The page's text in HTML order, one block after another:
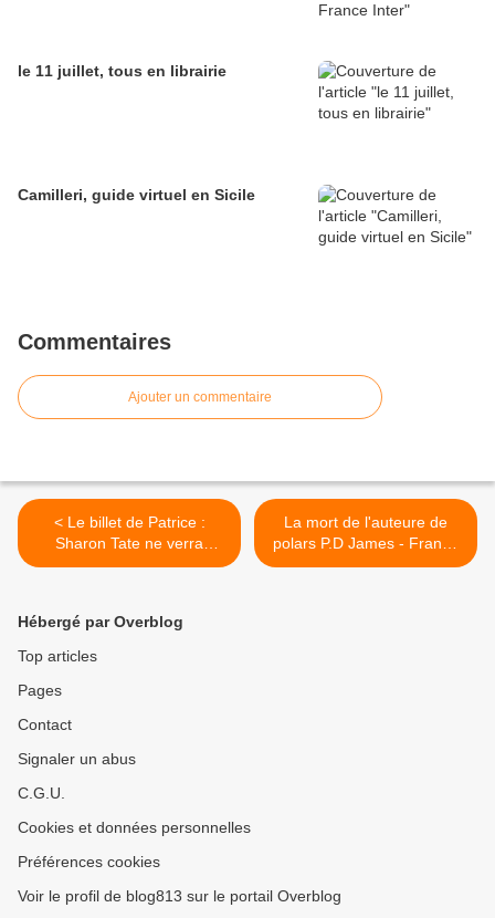
le 11 juillet, tous en librairie
Camilleri, guide virtuel en Sicile
Commentaires
Ajouter un commentaire
< Le billet de Patrice :
Sharon Tate ne verra
Altamont
La mort de l'auteure de
polars P.D James - France
Inter >
Hébergé par Overblog
Top articles
Pages
Contact
Signaler un abus
C.G.U.
Cookies et données personnelles
Préférences cookies
Voir le profil de blog813 sur le portail Overblog